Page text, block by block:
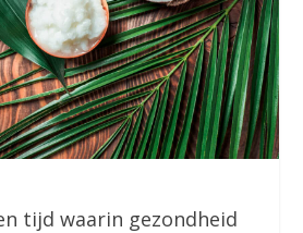
tijd waarin gezondheid